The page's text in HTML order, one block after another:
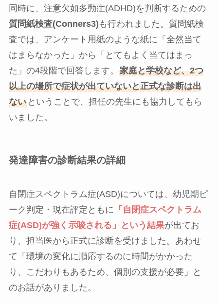
同時に、注意欠如多動症(ADHD)を判断するための
質問紙検査(Conners3) も行われました。質問紙検
査では、アンケート用紙のような紙に「全然当て
はまらなかった」から「とてもよく当てはまっ
た」の4段階で回答します。 家庭と学校など、2つ
以上の場所で症状が出ていないと正式な診断は出
ないということで、担任の先生にも協力してもら
いました。
発達障害の診断結果の詳細
自閉症スペクトラム症(ASD)については、幼児期ピ
ーク判定・現在評定ともに 「自閉症スペクトラム
症(ASD)が強く示唆される」という結果が出てお
り、担当医から正式に診断を受けました。あわせ
て「環境の変化に順応するのに時間がかかった
り、こだわりもあるため、個別の支援が必要」と
のお話がありました。